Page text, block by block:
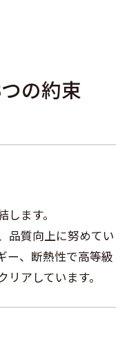
の約束
ます。
品質向上に努めてい
ー、断熱性で高等級
アしています。